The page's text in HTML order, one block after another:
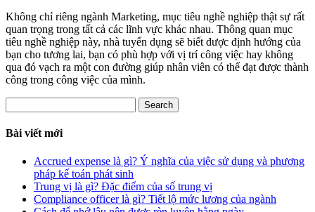
Không chỉ riêng ngành Marketing, mục tiêu nghề nghiệp thật sự rất
quan trọng trong tất cả các lĩnh vực khác nhau. Thông quan mục
tiêu nghề nghiệp này, nhà tuyển dụng sẽ biết được định hướng của
bạn cho tương lai, bạn có phù hợp với vị trí công việc hay không
qua đó vạch ra một con đường giúp nhân viên có thể đạt được thành
công trong công việc của mình.
Search
Bài viết mới
Accrued expense là gì? Ý nghĩa của việc sử dụng và phương
pháp kế toán phát sinh
Trung vị là gì? Đặc điểm của số trung vị
Compliance officer là gì? Tiết lộ mức lương của ngành